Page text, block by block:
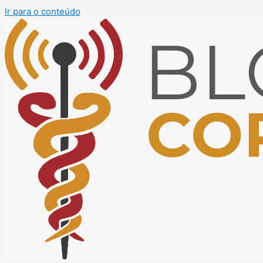
Ir para o conteúdo